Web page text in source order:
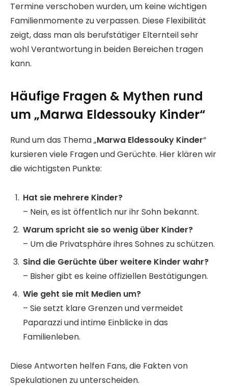
Termine verschoben wurden, um keine wichtigen
Familienmomente zu verpassen. Diese Flexibilität
zeigt, dass man als berufstätiger Elternteil sehr
wohl Verantwortung in beiden Bereichen tragen
kann.
Häufige Fragen & Mythen rund
um „Marwa Eldessouky Kinder“
Rund um das Thema „Marwa Eldessouky Kinder“
kursieren viele Fragen und Gerüchte. Hier klären wir
die wichtigsten Punkte:
Hat sie mehrere Kinder?
– Nein, es ist öffentlich nur ihr Sohn bekannt.
Warum spricht sie so wenig über Kinder?
– Um die Privatsphäre ihres Sohnes zu schützen.
Sind die Gerüchte über weitere Kinder wahr?
– Bisher gibt es keine offiziellen Bestätigungen.
Wie geht sie mit Medien um?
– Sie setzt klare Grenzen und vermeidet
Paparazzi und intime Einblicke in das
Familienleben.
Diese Antworten helfen Fans, die Fakten von
Spekulationen zu unterscheiden.